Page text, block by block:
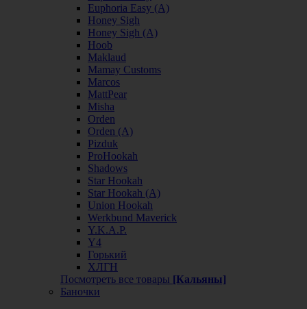
Euphoria Easy (А)
Honey Sigh
Honey Sigh (А)
Hoob
Maklaud
Mamay Customs
Marcos
MattPear
Misha
Orden
Orden (А)
Pizduk
ProHookah
Shadows
Star Hookah
Star Hookah (А)
Union Hookah
Werkbund Maverick
Y.K.A.P.
Y4
Горький
ХЛГН
Посмотреть все товары [Кальяны]
Баночки